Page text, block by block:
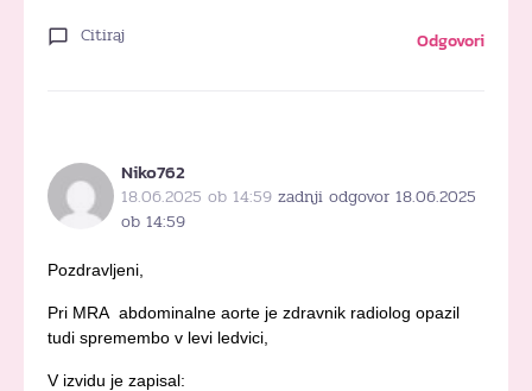
Citiraj Odgovori
Niko762
18.06.2025 ob 14:59 zadnji odgovor 18.06.2025
ob 14:59
Pozdravljeni,
Pri MRA abdominalne aorte je zdravnik radiolog opazil
tudi spremembo v levi ledvici,
V izvidu je zapisal: